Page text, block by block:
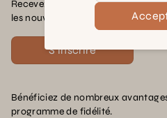
Recevez nos offres exclusives,
les nouvelles Schilliger
S'inscrire
Bénéficiez de nombreux
programme de fidélité.